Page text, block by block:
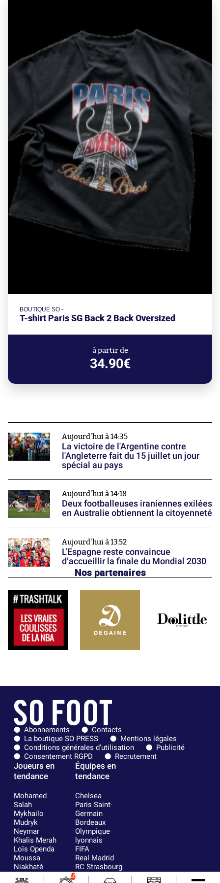
BOUTIQUE SO -
T-shirt Paris SG Back 2 Back Oversized
à partir de
34.90€
Aujourd'hui à 14:35
La victoire de l'Argentine contre
l'Angleterre fait du 15 juillet un jour
spécial au pays
Aujourd'hui à 14:18
Deux footballeuses iraniennes exilées
en Australie obtiennent la citoyenneté
Aujourd'hui à 13:52
L’Espagne reste convaincue
d’accueillir la finale du Mondial 2030
Nos partenaires
Abonnements
Contacts
La boutique SO PRESS
Mentions légales
Conditions générales d'utilisation
Publicité
Consentement RGPD
Recrutement
Joueurs en
tendance
Mohamed
Salah
Mykhailo
Mudryk
Neymar
Khalis Merah
Loïs Openda
Moussa
Niakhaté
Nicolás
Équipes en
tendance
Chelsea
Paris Saint-
Germain
Bordeaux
Olympique
lyonnais
FIFA
Real Madrid
RC Strasbourg
AC Milan
10